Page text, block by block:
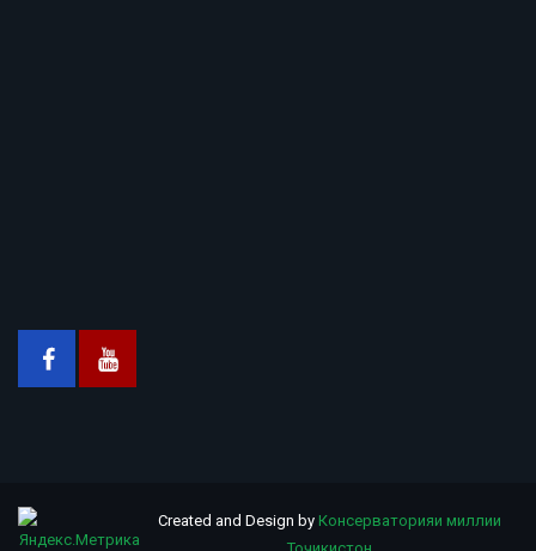
Created and Design by Консерваторияи миллии